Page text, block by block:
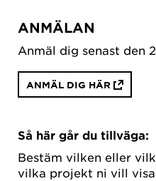
ANMÄLAN
Anmäl dig senast den
ANMÄL DIG HÄR
Så här går du tillväga:
Bestäm vilken eller
vilka projekt ni vill visa